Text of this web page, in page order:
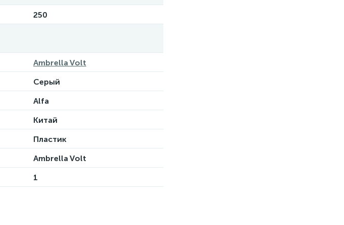
250
Ambrella Volt
Серый
Alfa
Китай
Пластик
Ambrella Volt
1